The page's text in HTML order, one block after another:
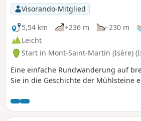
Visorando-Mitglied
5,54 km
+236 m -230 m
Leicht
Start in Mont-Saint-Martin (Isère)
Eine einfache Rundwanderung auf
Sie in die Geschichte der Mühlsteine